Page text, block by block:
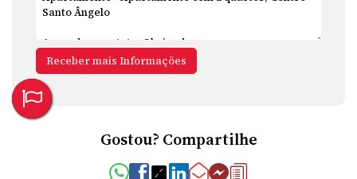
Gostou? Compartilhe